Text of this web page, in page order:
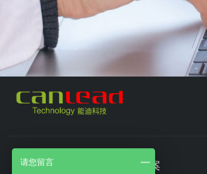
产品中心 解决方案
请您留言